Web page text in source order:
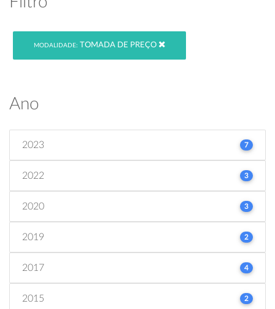
MODALIDADE: TOMADA DE PREÇO
Ano
2023 7
2022 3
2020 3
2019 2
2017 4
2015 2